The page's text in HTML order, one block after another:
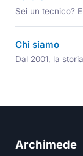
Sei un tecnico?
Chi siamo
Dal 2001, la
Archimede